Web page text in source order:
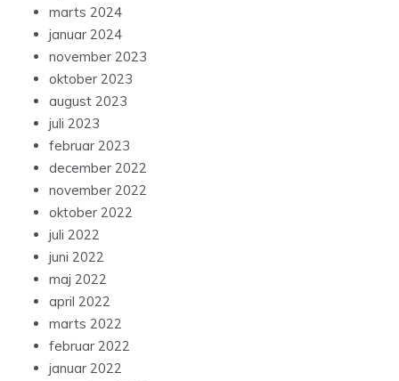
marts 2024
januar 2024
november 2023
oktober 2023
august 2023
juli 2023
februar 2023
december 2022
november 2022
oktober 2022
juli 2022
juni 2022
maj 2022
april 2022
marts 2022
februar 2022
januar 2022